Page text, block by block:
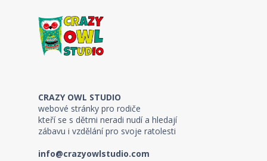
CRAZY OWL STUDIO
webové stránky pro rodiče
kteří se s dětmi neradi nudí a hledají
zábavu i vzdělání pro svoje ratolesti
info@crazyowlstudio.com